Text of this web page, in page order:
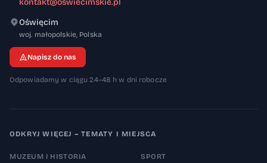
kontakt@oswiecimskie.pl
Oświęcim
woj. małopolskie, 32-600
Polska
Napisz do nas
Odpowiadamy w ciągu 24–48 h w dni robocze
ODKRYJ WIĘCEJ – TEMATY I MIEJSCA
MUZEUM I HISTORIA SPORT